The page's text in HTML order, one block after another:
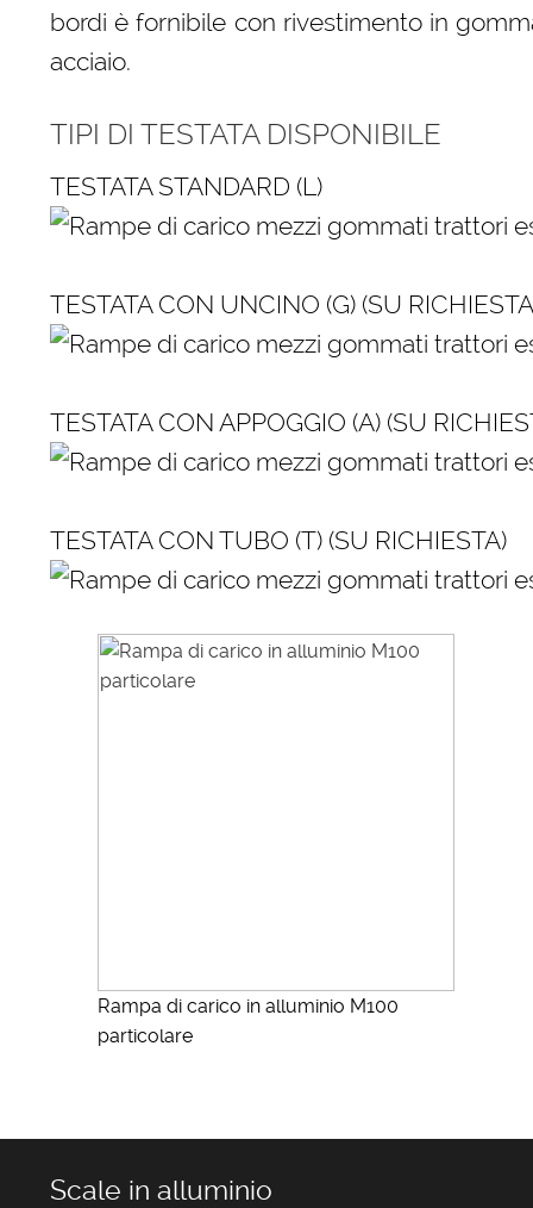
bordi è fornibile con rivestimento in
acciaio.
TIPI DI TESTATA DISPONIBILE
TESTATA STANDARD (L)
TESTATA CON UNCINO (G) (SU
TESTATA CON APPOGGIO (A) (SU
TESTATA CON TUBO (T) (SU RICHIESTA)
Rampa di carico in alluminio M100
particolare
Scale in alluminio